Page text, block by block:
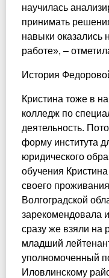
научилась
принимать
навыки
работе», –
История
Кристина тоже в
колледж по
деятельность.
форму института
юридического
обучения
своего
Волгоградской
зарекомендовала
сразу же взяли на
младший
уполномоченный
Иловлинскому